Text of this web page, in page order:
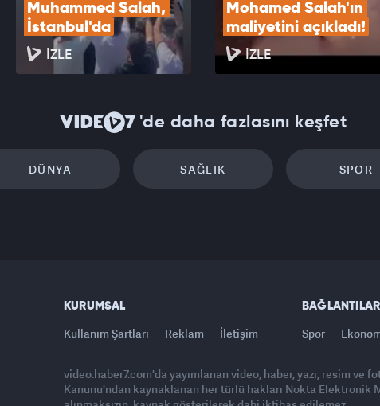
Muhammed Salah,
İstanbul'da
İZLE
Mohamed Salah'ın
maliyetini açıkladı!
İZLE
'de daha fazlasını keşfet
DÜNYA SAĞLIK SPOR
KURUMSAL
Kullanım Şartları Reklam İletişim
BAĞLANTILAR
Spor
video.haber7.com'da yayımlanan video, haber, yazı, resim ve
Kanunu'ndan kaynaklanan her türlü hakları Nokta Elektronik